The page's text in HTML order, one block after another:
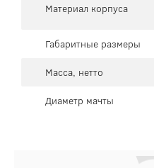
Материал корпуса
Габаритные размеры
Масса, нетто
Диаметр мачты